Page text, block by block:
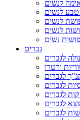
לנשים
טבע לנשים
לנשים
לנשים
נשים
גברים
לגברים
ורטרו
לגברים
לגברים
לגברים
לגברים
לגברים